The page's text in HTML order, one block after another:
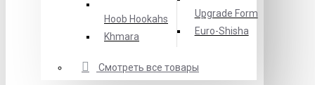
Hoob Hookahs
Khmara
Upgrade Form
Еuro-Shisha
Смотреть все товары